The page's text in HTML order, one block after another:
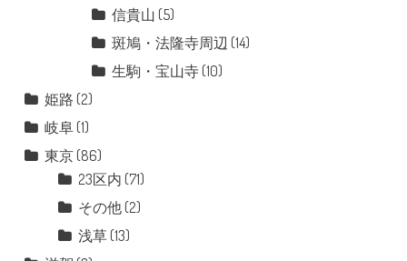
信貴山 (5)
斑鳩・法隆寺周辺 (14)
生駒・宝山寺(10)
姫路 (2)
岐阜(1)
東京(86)
23区内 (71)
その他(2)
浅草(13)